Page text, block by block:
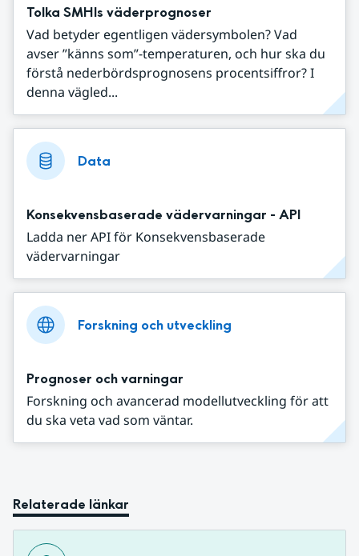
Tolka SMHIs väderprognoser
Vad betyder egentligen vädersymbolen? Vad
avser ”känns som”-temperaturen, och hur ska du
förstå nederbördsprognosens procentsiffror? I
denna vägled...
Data
Konsekvensbaserade vädervarningar - API
Ladda ner API för Konsekvensbaserade
vädervarningar
Forskning och utveckling
Prognoser och varningar
Forskning och avancerad modellutveckling för att
du ska veta vad som väntar.
Relaterade länkar